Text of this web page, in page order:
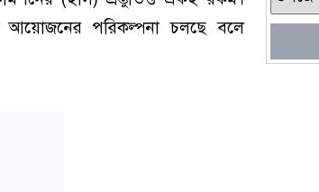
আয়োজনের পরিকল্পনা চলছে বলে